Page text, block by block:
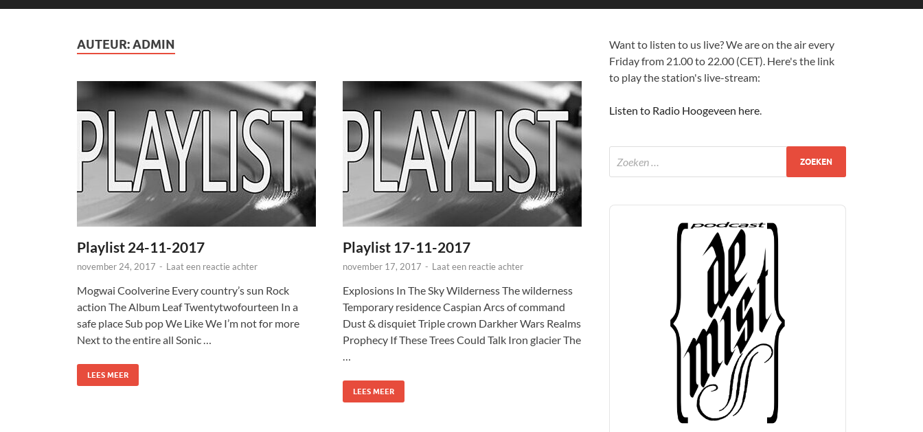
AUTEUR:ADMIN
Playlist 24-11-2017
november 24, 2017 - Laat een reactie achter
Mogwai Coolverine Every country’s sun Rock
action The Album Leaf Twentytwofourteen In a
safe place Sub pop We Like We I’m not for more
Next to the entire all Sonic …
LEES MEER
Playlist 17-11-2017
november 17, 2017 - Laat een reactie achter
Explosions In The Sky Wilderness The wilderness
Temporary residence Caspian Arcs of command
Dust & disquiet Triple crown Darkher Wars Realms
Prophecy If These Trees Could Talk Iron glacier The
LEES MEER
Want to listen to us live? We are on the air every
Friday from 21.00 to 22.00 (CET). Here's the link
to play the station's live-stream:
Listen to Radio Hoogeveen here.
Audio